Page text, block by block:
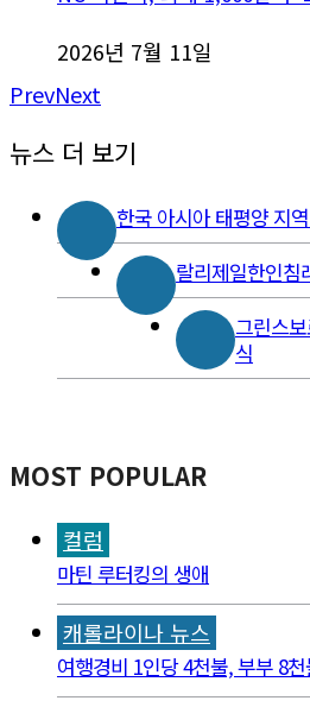
2026년 7월 11일
PrevNext
뉴스 더 보기
한국 아시아 태평양 지
랄리제일한인침
그린스
식
MOST POPULAR
컬럼
마틴 루터킹의 생애
캐롤라이나 뉴스
여행경비 1인당 4천불, 부부 8